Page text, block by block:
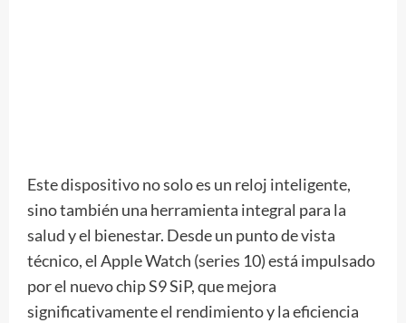
Este dispositivo no solo es un reloj inteligente,
sino también una herramienta integral para la
salud y el bienestar. Desde un punto de vista
técnico, el Apple Watch (series 10) está impulsado
por el nuevo chip S9 SiP, que mejora
significativamente el rendimiento y la eficiencia